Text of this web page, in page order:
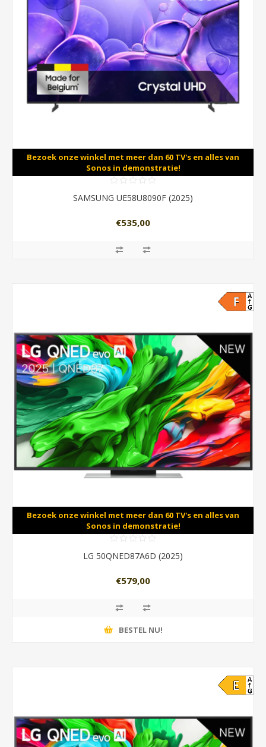
Bezoek onze winkel met meer dan 60 TV's en alles van
Sonos in demonstratie!
SAMSUNG UE58U8090F (2025)
€535,00
Bezoek onze winkel met meer dan 60 TV's en alles van
Sonos in demonstratie!
LG 50QNED87A6D (2025)
€579,00
BESTEL NU!